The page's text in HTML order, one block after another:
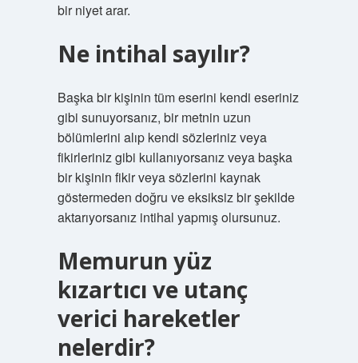
bir niyet arar.
Ne intihal sayılır?
Başka bir kişinin tüm eserini kendi eseriniz
gibi sunuyorsanız, bir metnin uzun
bölümlerini alıp kendi sözleriniz veya
fikirleriniz gibi kullanıyorsanız veya başka
bir kişinin fikir veya sözlerini kaynak
göstermeden doğru ve eksiksiz bir şekilde
aktarıyorsanız intihal yapmış olursunuz.
Memurun yüz
kızartıcı ve utanç
verici hareketler
nelerdir?